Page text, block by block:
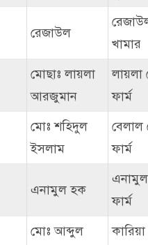
রেজাউল
খামার
মোছাঃ লায়লা
আরজুমান
লায়লা
ফার্ম
মোঃ শহিদুল
ইসলাম
বেলাল
ফার্ম
এনামুল হক
ফার্ম
মোঃ আব্দুল